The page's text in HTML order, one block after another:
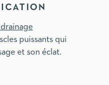
puissants qui
et son éclat.